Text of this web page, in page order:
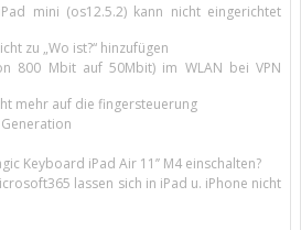
mini (os12.5.2) kann nicht eingerichtet
zu „Wo ist?“ hinzufügen
800 Mbit auf 50Mbit) im WLAN bei VPN
mehr auf die fingersteuerung
Keyboard iPad Air 11’’ M4 einschalten?
lassen sich in iPad u. iPhone nicht